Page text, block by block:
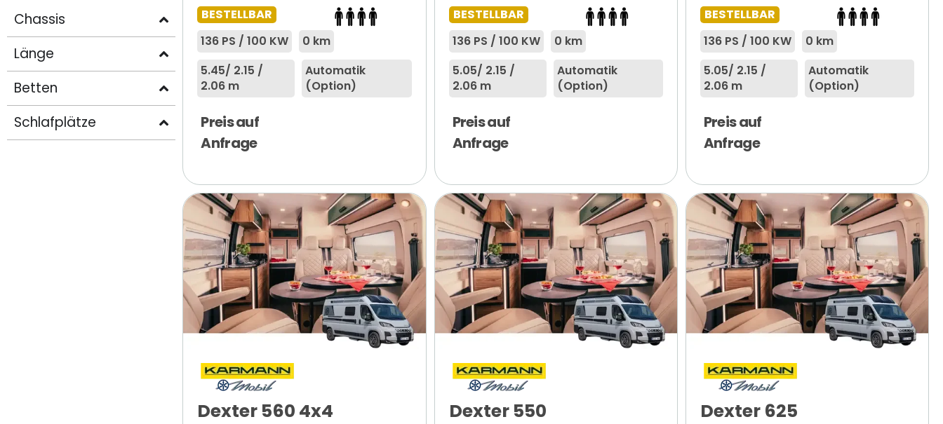
Chassis
Länge
Betten
Schlafplätze
BESTELLBAR
136 PS / 100 KW
0 km
5.45/ 2.15 /
2.06 m
Automatik
(Option)
Preis auf
Anfrage
BESTELLBAR
136 PS / 100 KW
0 km
5.05/ 2.15 /
2.06 m
Automatik
(Option)
Preis auf
Anfrage
BESTELLBAR
136 PS / 100 KW
0 km
5.05/ 2.15 /
2.06 m
Automatik
(Option)
Preis auf
Anfrage
Dexter 560 4x4 Dexter 550 Dexter 625